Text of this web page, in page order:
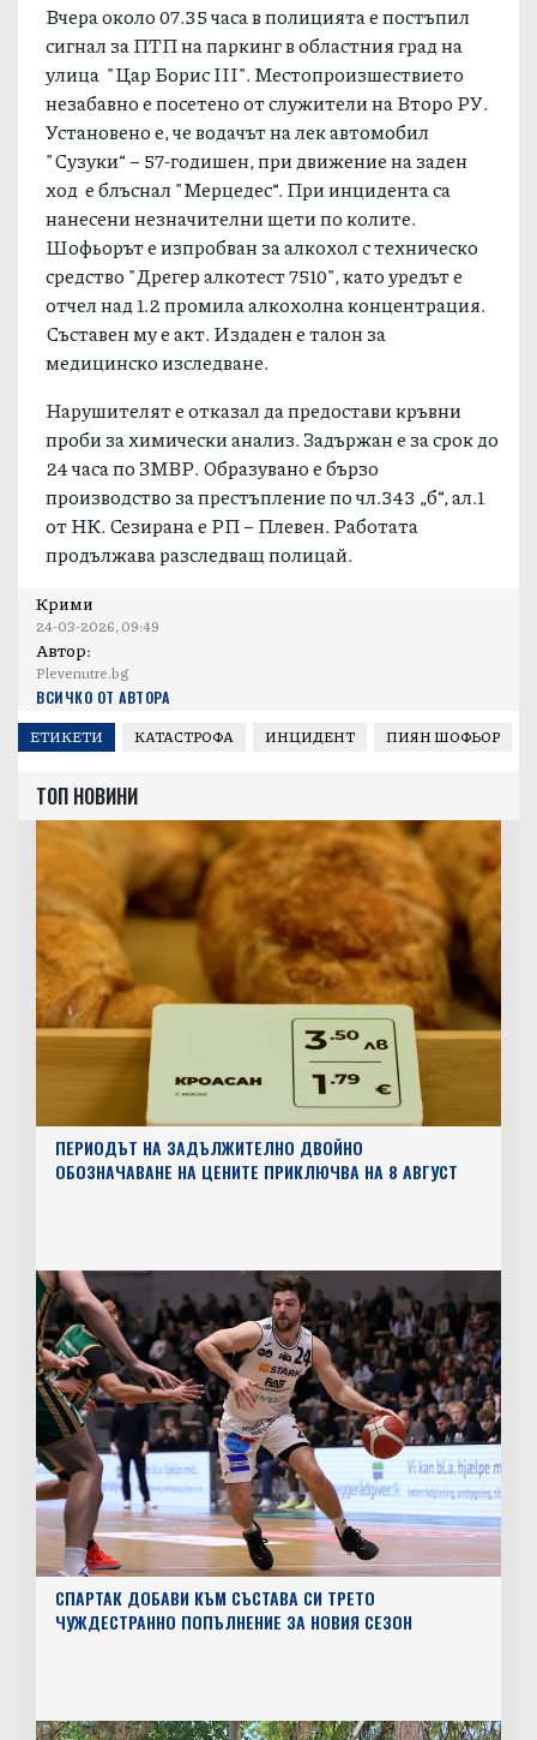
Крими
24-03-2026, 09:49
Автор:
Plevenutre.bg
ВСИЧКО ОТ АВТОРА
Вчера около 07.35 часа в полицията е постъпил
сигнал за ПТП на паркинг в областния град на
улица "Цар Борис III". Местопроизшествието
незабавно е посетено от служители на Второ РУ.
Установено е, че водачът на лек автомобил
"Сузуки“ – 57-годишен, при движение на заден
ход е блъснал "Мерцедес“. При инцидента са
нанесени незначителни щети по колите.
Шофьорът е изпробван за алкохол с техническо
средство "Дрегер алкотест 7510", като уредът е
отчел над 1.2 промила алкохолна концентрация.
Съставен му е акт. Издаден е талон за
медицинско изследване.
Нарушителят е отказал да предостави кръвни
проби за химически анализ. Задържан е за срок до
24 часа по ЗМВР. Образувано е бързо
производство за престъпление по чл.343 „б“, ал.1
от НК. Сезирана е РП – Плевен. Работата
продължава разследващ полицай.
ЕТИКЕТИ КАТАСТРОФА ИНЦИДЕНТ ПИЯН ШОФЬОР
ТОП НОВИНИ
ПЕРИОДЪТ НА ЗАДЪЛЖИТЕЛНО ДВОЙНО
ОБОЗНАЧАВАНЕ НА ЦЕНИТЕ ПРИКЛЮЧВА НА 8 АВГУСТ
СПАРТАК ДОБАВИ КЪМ СЪСТАВА СИ ТРЕТО
ЧУЖДЕСТРАННО ПОПЪЛНЕНИЕ ЗА НОВИЯ СЕЗОН